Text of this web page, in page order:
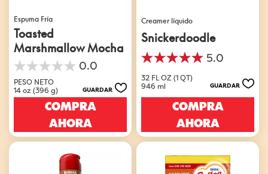
Espuma Fría
Toasted
Marshmallow Mocha
0.0
0.0
de
5
estrellas.
PESO NETO
14 oz (396 g)
GUARDAR
COMPRA
AHORA
Creamer líquido
Snickerdoodle
5.0
5.0
de
5
estrellas.
32 FL OZ (1 QT)
946 ml
GUARDAR
COMPRA
AHORA